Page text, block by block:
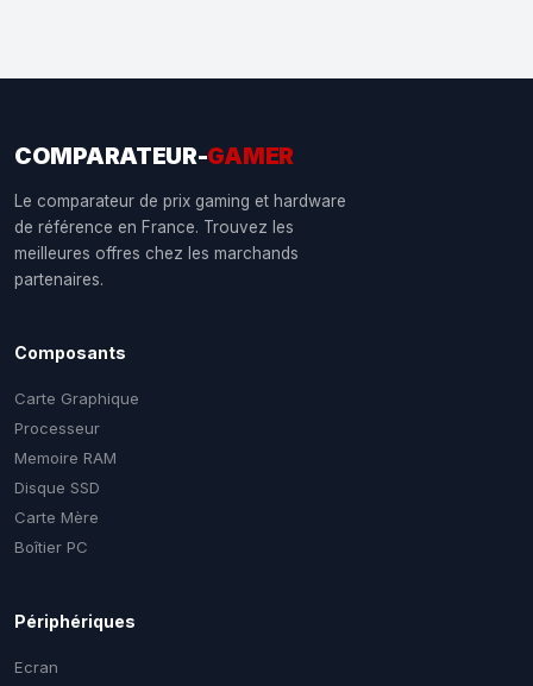
COMPARATEUR-GAMER
Le comparateur de prix gaming et hardware
de référence en France. Trouvez les
meilleures offres chez les marchands
partenaires.
Composants
Carte Graphique
Processeur
Memoire RAM
Disque SSD
Carte Mère
Boîtier PC
Périphériques
Ecran